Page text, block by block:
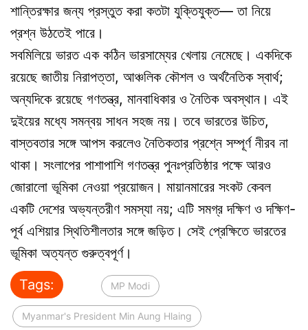
শান্তিরক্ষার জন্য প্রস্তুত করা কতটা যুক্তিযুক্ত— তা নিয়ে
প্রশ্ন উঠতেই পারে।
সবমিলিয়ে ভারত এক কঠিন ভারসাম্যের খেলায় নেমেছে। একদিকে
রয়েছে জাতীয় নিরাপত্তা, আঞ্চলিক কৌশল ও অর্থনৈতিক স্বার্থ;
অন্যদিকে রয়েছে গণতন্ত্র, মানবাধিকার ও নৈতিক অবস্থান। এই
দুইয়ের মধ্যে সমন্বয় সাধন সহজ নয়। তবে ভারতের উচিত,
বাস্তবতার সঙ্গে আপস করলেও নৈতিকতার প্রশ্নে সম্পূর্ণ নীরব না
থাকা। সংলাপের পাশাপাশি গণতন্ত্র পুনঃপ্রতিষ্ঠার পক্ষে আরও
জোরালো ভূমিকা নেওয়া প্রয়োজন। মায়ানমারের সংকট কেবল
একটি দেশের অভ্যন্তরীণ সমস্যা নয়; এটি সমগ্র দক্ষিণ ও দক্ষিণ-
পূর্ব এশিয়ার স্থিতিশীলতার সঙ্গে জড়িত। সেই প্রেক্ষিতে ভারতের
ভূমিকা অত্যন্ত গুরুত্বপূর্ণ।
Tags:
MP Modi
Myanmar's President Min Aung Hlaing